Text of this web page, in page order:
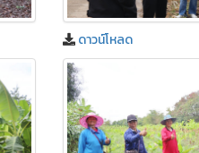
ดาวน์โหลด